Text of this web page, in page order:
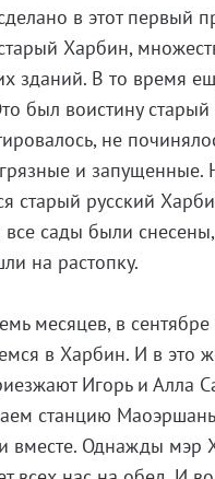
в этот первый
Харбин,
зданий. В то время
был воистину
не
и запущенные.
старый русский
все сады были
на растопку.
месяцев, в
в Харбин. И в это
Игорь и Алла
станцию
вместе. Однажды мэр